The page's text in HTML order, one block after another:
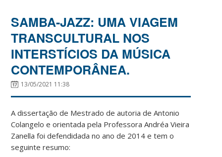
SAMBA-JAZZ: UMA VIAGEM
TRANSCULTURAL NOS
INTERSTÍCIOS DA MÚSICA
CONTEMPORÂNEA.
13/05/2021 11:38
A dissertação de Mestrado de autoria de Antonio
Colangelo e orientada pela Professora Andréa Vieira
Zanella foi defendidada no ano de 2014 e tem o
seguinte resumo: